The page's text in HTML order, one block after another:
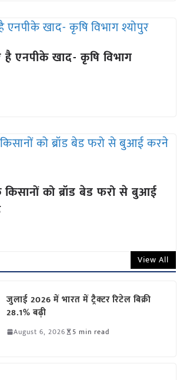
है एनपीके खाद- कृषि विभाग
को ब्रॉड बेड फरो से बुआई
View All
जुलाई 2026 में भारत में ट्रैक्टर रिटेल बिक्री
28.1% बढ़ी
August 6, 2026 5 min read